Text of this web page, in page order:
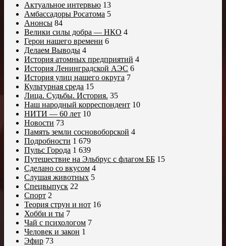
Актуальное интервью 13
Амбассадоры Росатома 5
Анонсы 84
Велики силы добра — НКО 4
Герои нашего времени 6
Делаем Выводы 4
История атомных предприятий 4
История Ленинградской АЭС 6
История улиц нашего округа 7
Культурная среда 15
Лица. Судьбы. История. 35
Наш народный корреспондент 10
НИТИ — 60 лет 10
Новости 73
Память земли сосновоборской 4
Подробности 1 679
Пульс Города 1 639
Путешествие на Эльбрус с флагом ББ 15
Сделано со вкусом 4
Слушая животных 5
Спецвыпуск 22
Спорт 2
Теория струн и нот 16
Хобби и ты 7
Чай с психологом 7
Человек и закон 1
Эфир 73